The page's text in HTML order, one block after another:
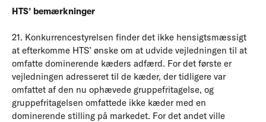
HTS’ bemærkninger
21. Konkurrencestyrelsen finder det ikke hensigtsmæssigt
at efterkomme HTS’ ønske om at udvide vejledningen til at
omfatte dominerende kæders adfærd. For det første er
vejledningen adresseret til de kæder, der tidligere var
omfattet af den nu ophævede gruppefritagelse, og
gruppefritagelsen omfattede ikke kæder med en
dominerende stilling på markedet. For det andet ville